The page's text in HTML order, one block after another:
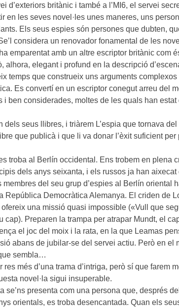
d’exteriors britànic i també a l’MI6, el servei
en les seves novel·les unes maneres, uns
Els seus espies són persones que dubten,
considera un renovador fonamental de les
emparentat amb un altre escriptor britànic com
alhora, elegant i profund en la descripció
temps que construeix uns arguments complexos
Es convertí en un escriptor conegut arreu del
ben considerades, moltes de les quals han estat
seus llibres, i triàrem L’espia que tornava del
que publicà i que li va donar l’èxit suficient per
troba al Berlín occidental. Ens trobem en plena
dels anys seixanta, i els russos ja han aixecat
del seu grup d’espies al Berlín oriental
República Democràtica Alemanya. El criden de
una missió quasi impossible («Vull que
cap). Preparen la trampa per atrapar Mundt, el
el joc del moix i la rata, en la que Leamas
abans de jubilar-se del servei actiu. Però en el
sembla…
més d’una trama d’intriga, però sí que farem
novel·la sigui insuperable.
se’ns presenta com una persona que, després
orientals, es troba desencantada. Quan els